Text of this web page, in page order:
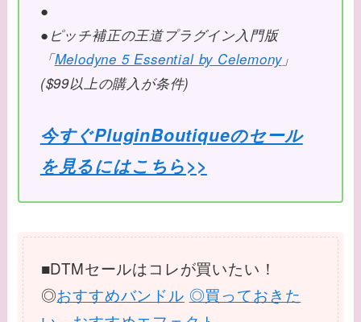
●
●ピッチ補正の王道プラグイン入門版
「Melodyne 5 Essential by Celemony」
($99以上の購入が条件)
今すぐPluginBoutiqueのセール
を見るにはこちら>>
■DTMセールはコレが買いたい！
◎おすすめバンドル ◎買っておきた